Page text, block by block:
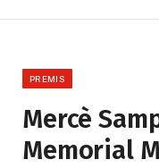
PREMIS
Mercè
Memorial